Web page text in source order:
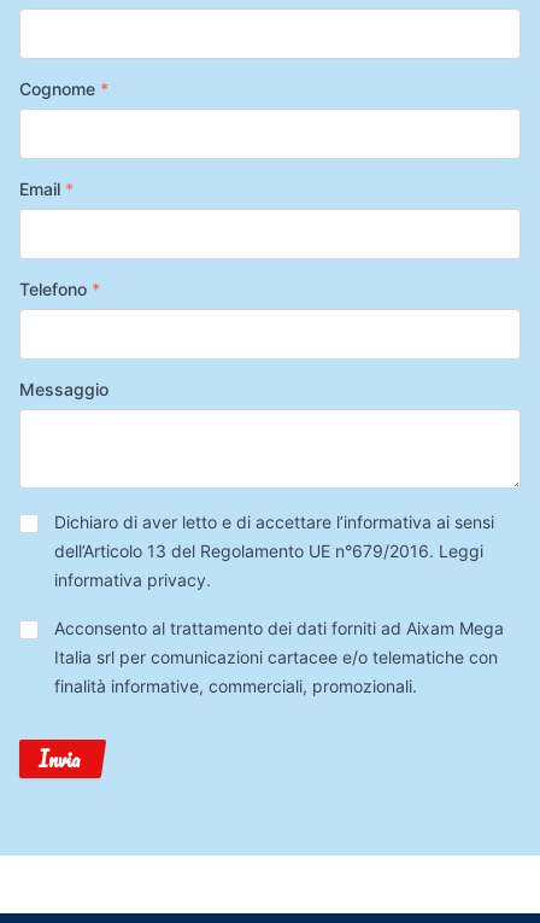
Cognome *
Email *
Telefono *
Messaggio
Privacy*
Dichiaro di aver letto e di accettare l’informativa ai sensi
dell’Articolo 13 del Regolamento UE n°679/2016. Leggi
informativa privacy.
Trattamento
Dati
Acconsento al trattamento dei dati forniti ad Aixam Mega
Italia srl per comunicazioni cartacee e/o telematiche con
finalità informative, commerciali, promozionali.
Invia